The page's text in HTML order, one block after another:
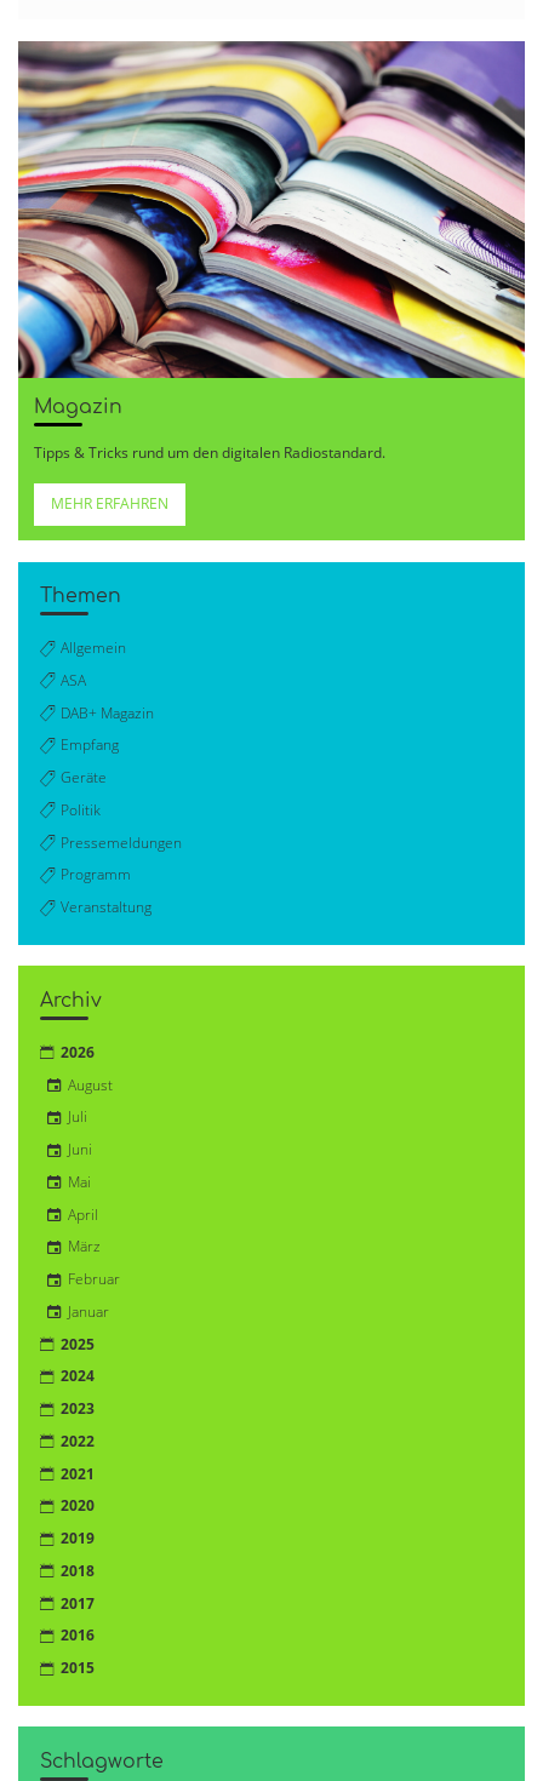
Magazin
Tipps & Tricks rund um den digitalen Radiostandard.
MEHR ERFAHREN
Themen
Allgemein
ASA
DAB+ Magazin
Empfang
Geräte
Politik
Pressemeldungen
Programm
Veranstaltung
Archiv
2026
August
Juli
Juni
Mai
April
März
Februar
Januar
2025
2024
2023
2022
2021
2020
2019
2018
2017
2016
2015
Schlagworte